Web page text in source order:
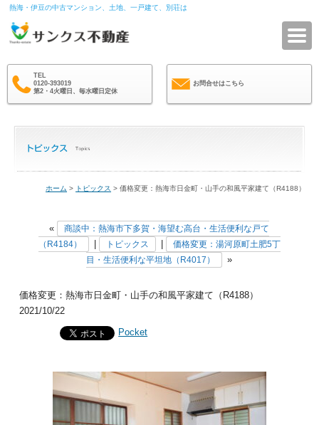
熱海・伊豆の中古マンション、土地、一戸建て、別荘は
TEL
0120-393019
第2・4火曜日、毎水曜日定休
お問合せはこちら
ホーム > トピックス > 価格変更：熱海市日金町・山手の和風平家建て（R4188）
«
商談中：熱海市下多賀・海望む高台・生活便利な戸て
（R4184）
トピックス
価格変更：湯河原町土肥5丁
目・生活便利な平坦地（R4017）
»
価格変更：熱海市日金町・山手の和風平家建て（R4188）
2021/10/22
Pocket